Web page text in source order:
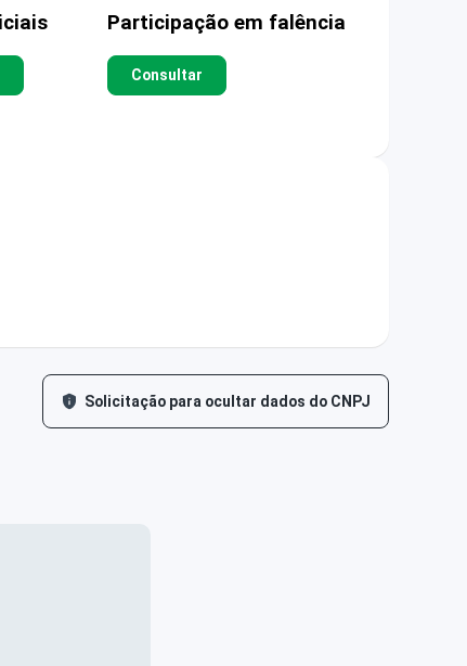
Participação em falência
Consultar
Solicitação para ocultar dados do CNPJ